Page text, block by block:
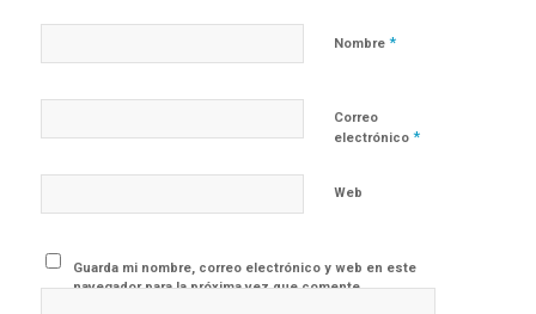
Nombre *
Correo
electrónico *
Web
Guarda mi nombre, correo electrónico y web en este
navegador para la próxima vez que comente.